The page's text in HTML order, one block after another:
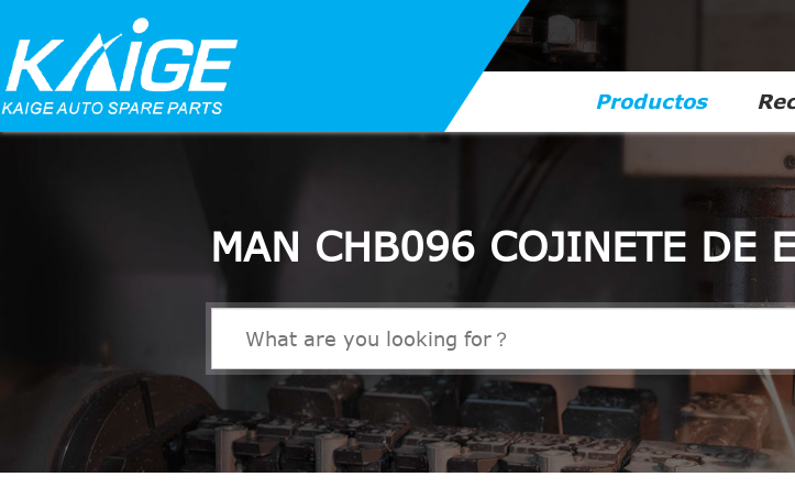
Productos
MAN CHB096 COJINETE DE